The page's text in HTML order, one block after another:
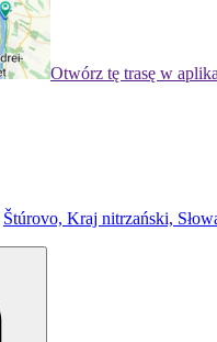
Otwórz tę trasę w
Štúrovo, Kraj nitrzański,